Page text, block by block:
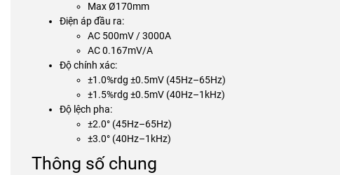
Max Ø170mm
Điện áp đầu ra:
AC 500mV / 3000A
AC 0.167mV/A
Độ chính xác:
±1.0%rdg ±0.5mV (45Hz–65Hz)
±1.5%rdg ±0.5mV (40Hz–1kHz)
Độ lệch pha:
±2.0° (45Hz–65Hz)
±3.0° (40Hz–1kHz)
Thông số chung